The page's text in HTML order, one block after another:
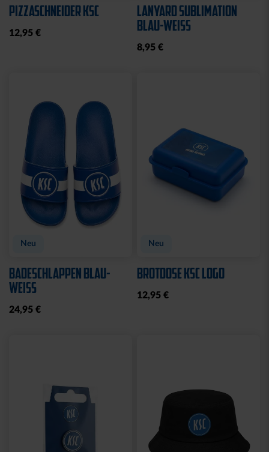
PIZZASCHNEIDER KSC
12,95 €
LANYARD SUBLIMATION
BLAU-WEISS
8,95 €
Neu
BADESCHLAPPEN BLAU-
WEISS
24,95 €
Neu
BROTDOSE KSC LOGO
12,95 €